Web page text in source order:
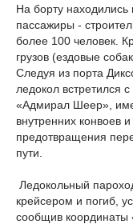
На борту находились
пассажиры -
более 100 человек.
грузов (ездовые
Следуя из порта
ледокол встретился
«Адмирал Шеер»,
внутренних конвоев
предотвращения
пути.
Ледокольный
крейсером и погиб,
сообщив